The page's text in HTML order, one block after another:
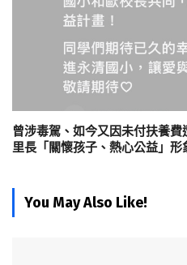
曾涉毒駕、如今又因未付扶養
里長「關懷孩子、熱心公益」形
You May Also Like!